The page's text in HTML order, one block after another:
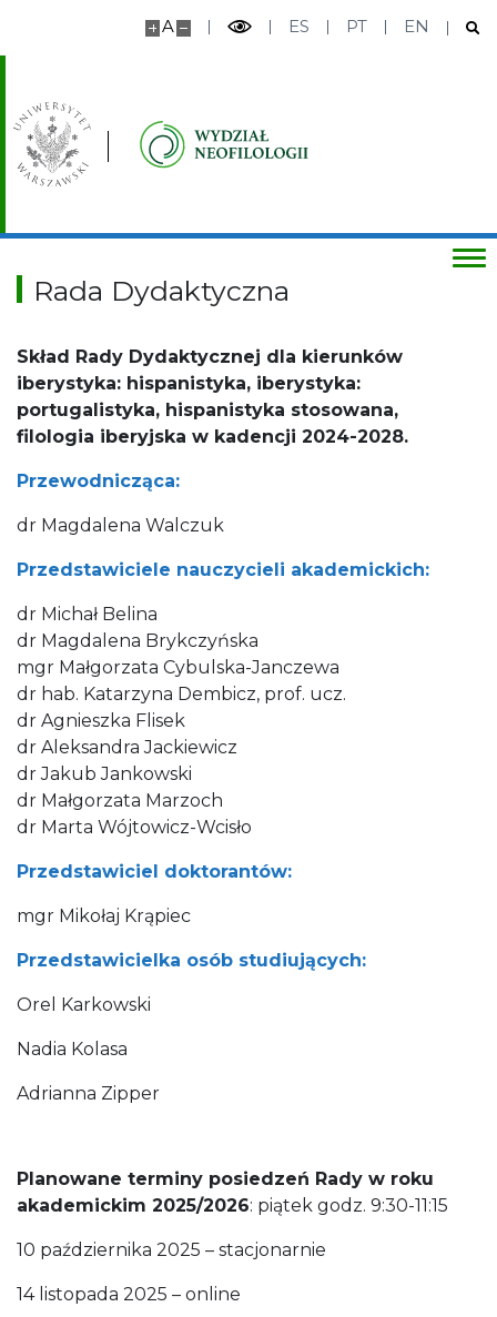
A ES PT EN
Współpraca międzynarodowa
Erasmus+
Rada Dydaktyczna
Skład Rady Dydaktycznej dla kierunków
iberystyka: hispanistyka, iberystyka:
portugalistyka, hispanistyka stosowana,
filologia iberyjska w kadencji 2024-2028.
Przewodnicząca:
dr Magdalena Walczuk
Przedstawiciele nauczycieli akademickich:
dr Michał Belina
dr Magdalena Brykczyńska
mgr Małgorzata Cybulska-Janczewa
dr hab. Katarzyna Dembicz, prof. ucz.
dr Agnieszka Flisek
dr Aleksandra Jackiewicz
dr Jakub Jankowski
dr Małgorzata Marzoch
dr Marta Wójtowicz-Wcisło
Przedstawiciel doktorantów:
mgr Mikołaj Krąpiec
Przedstawicielka osób studiujących:
Orel Karkowski
Nadia Kolasa
Adrianna Zipper
Planowane terminy posiedzeń Rady w roku
akademickim 2025/2026: piątek godz. 9:30-11:15
10 października 2025 – stacjonarnie
14 listopada 2025 – online